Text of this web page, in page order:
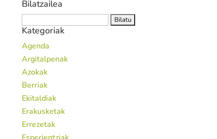
Bilatzailea
Kategoriak
Agenda
Argitalpenak
Azokak
Berriak
Ekitaldiak
Erakusketak
Errezetak